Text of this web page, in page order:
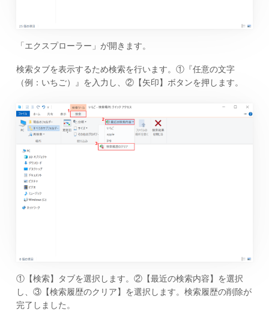
「エクスプローラー」が開きます。
検索タブを表示するため検索を行います。①『任意の文字
（例：いちご）』を入力し、②【矢印】ボタンを押します。
①【検索】タブを選択します。②【最近の検索内容】を選択
し、③【検索履歴のクリア】を選択します。検索履歴の削除が
完了しました。